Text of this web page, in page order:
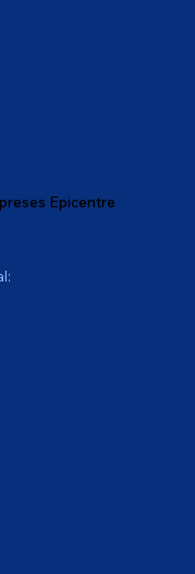
Epicentre